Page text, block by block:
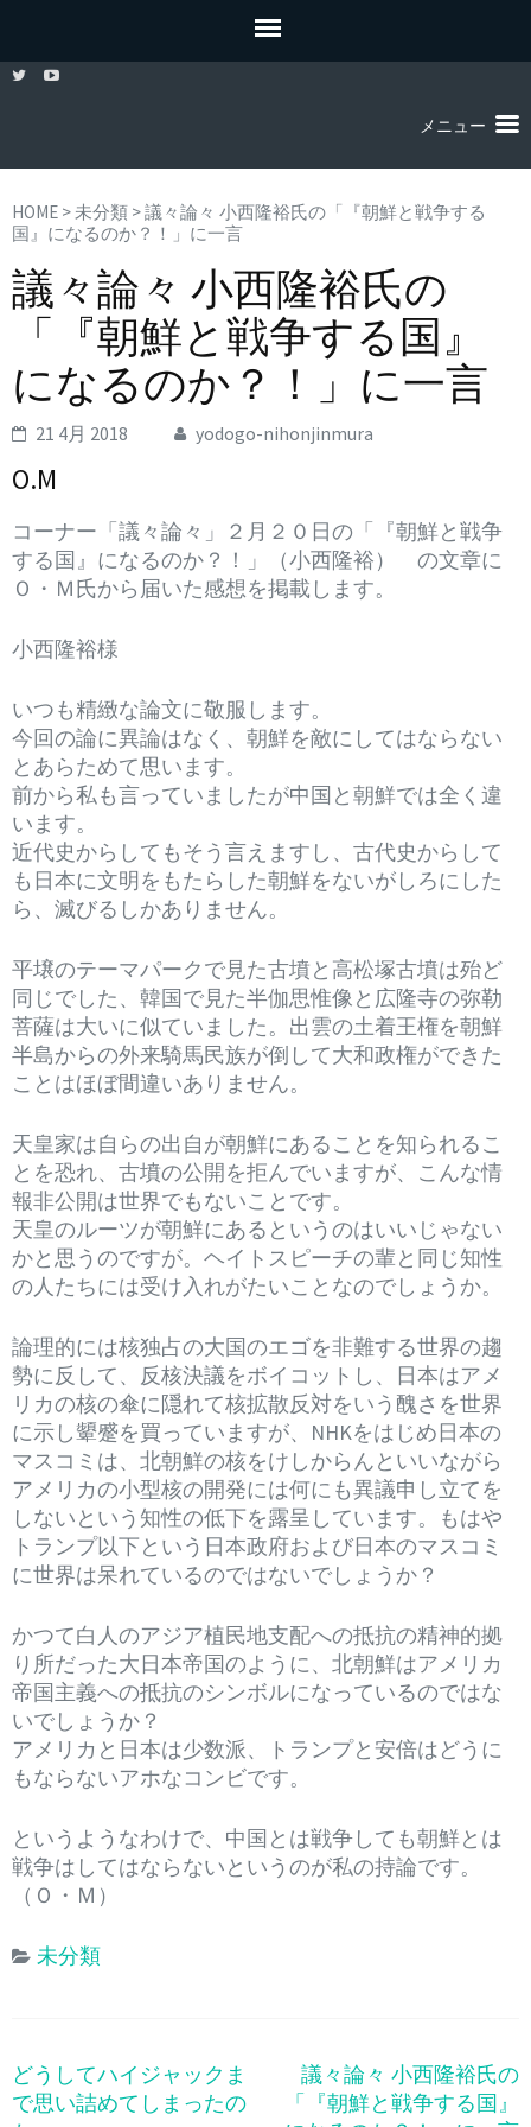
メニュー
HOME >未分類 >議々論々 小西隆裕氏の「『朝鮮と戦争する
国』になるのか？！」に一言
議々論々 小西隆裕氏の
「『朝鮮と戦争する国』
になるのか？！」に一言
21 4月 2018 yodogo-nihonjinmura
O.M
コーナー「議々論々」２月２０日の「『朝鮮と戦争
する国』になるのか？！」（小西隆裕） の文章に
Ｏ・Ｍ氏から届いた感想を掲載します。
小西隆裕様
いつも精緻な論文に敬服します。
今回の論に異論はなく、朝鮮を敵にしてはならない
とあらためて思います。
前から私も言っていましたが中国と朝鮮では全く違
います。
近代史からしてもそう言えますし、古代史からして
も日本に文明をもたらした朝鮮をないがしろにした
ら、滅びるしかありません。
平壌のテーマパークで見た古墳と高松塚古墳は殆ど
同じでした、韓国で見た半伽思惟像と広隆寺の弥勒
菩薩は大いに似ていました。出雲の土着王権を朝鮮
半島からの外来騎馬民族が倒して大和政権ができた
ことはほぼ間違いありません。
天皇家は自らの出自が朝鮮にあることを知られるこ
とを恐れ、古墳の公開を拒んでいますが、こんな情
報非公開は世界でもないことです。
天皇のルーツが朝鮮にあるというのはいいじゃない
かと思うのですが。ヘイトスピーチの輩と同じ知性
の人たちには受け入れがたいことなのでしょうか。
論理的には核独占の大国のエゴを非難する世界の趨
勢に反して、反核決議をボイコットし、日本はアメ
リカの核の傘に隠れて核拡散反対をいう醜さを世界
に示し顰蹙を買っていますが、NHKをはじめ日本の
マスコミは、北朝鮮の核をけしからんといいながら
アメリカの小型核の開発には何にも異議申し立てを
しないという知性の低下を露呈しています。もはや
トランプ以下という日本政府および日本のマスコミ
に世界は呆れているのではないでしょうか？
かつて白人のアジア植民地支配への抵抗の精神的拠
り所だった大日本帝国のように、北朝鮮はアメリカ
帝国主義への抵抗のシンボルになっているのではな
いでしょうか？
アメリカと日本は少数派、トランプと安倍はどうに
もならないアホなコンビです。
というようなわけで、中国とは戦争しても朝鮮とは
戦争はしてはならないというのが私の持論です。
（Ｏ・Ｍ）
未分類
投
どうしてハイジャックま
で思い詰めてしまったの
議々論々 小西隆裕氏の
「『朝鮮と戦争する国』